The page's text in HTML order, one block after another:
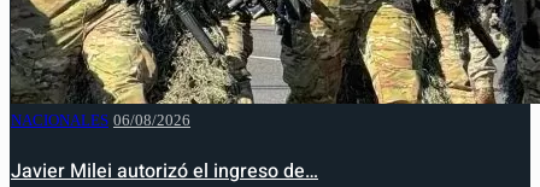
NACIONALES 06/08/2026
Javier Milei autorizó el ingreso de…